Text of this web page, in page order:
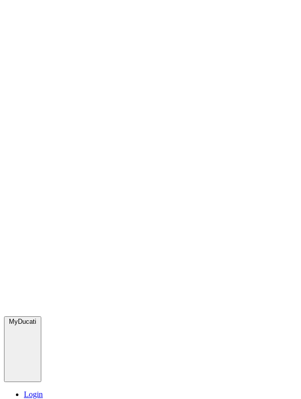
MyDucati
Login